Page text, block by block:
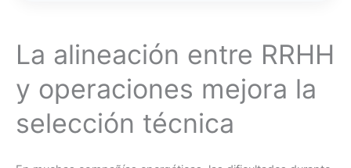
La alineación entre RRHH
y operaciones mejora la
selección técnica